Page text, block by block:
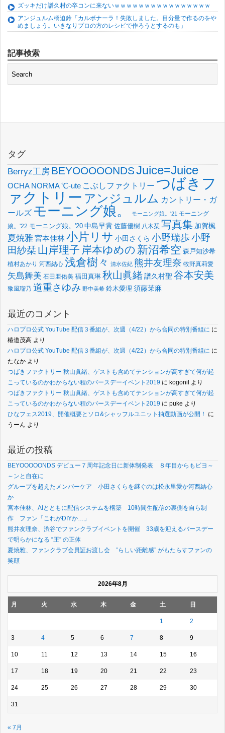
ズッキだけ譜久村の卒コンに来ないｗｗｗｗｗｗｗｗｗｗｗｗｗｗｗｗ
アンジュルム橋迫鈴「カルボナーラ！失敗しました。目分量で作るのをや
めましょう。いきなりプロの方のレシピで作ろうとするのも」
記事検索
タグ
Berryz工房 BEYOOOOONDSJuice=Juice
OCHA NORMA℃-ute こぶしファクトリー つばきフ
ァクトリー アンジュルム カントリー・ガ
ールズ モーニング娘。 モーニング娘。'21 モーニング
娘。'22 モーニング娘。'20 中島早貴 佐藤優樹 八木栞 写真集 加賀楓
夏焼雅宮本佳林小片リサ 小田さくら 小野瑞歩小野
田紗栞 山岸理子 岸本ゆめの 新沼希空 森戸知沙希
植村あかり 河西結心 浅倉樹々 清水佐紀 熊井友理奈 牧野真莉愛
矢島舞美 石田亜佑美 福田真琳 秋山眞緒譜久村聖 谷本安美
豫風瑠乃 道重さゆみ 野中美希 鈴木愛理 須藤茉麻
最近のコメント
ハロプロ公式 YouTube 配信３番組が、次週（4/22）から合同の特別番組に に
椿道茂高 より
ハロプロ公式 YouTube 配信３番組が、次週（4/22）から合同の特別番組に に
たなか より
つばきファクトリー 秋山眞緒、ゲストも含めてテンションが高すぎて何が起
こっているのかわからない程のバースデーイベント2019 に kogonil より
つばきファクトリー 秋山眞緒、ゲストも含めてテンションが高すぎて何が起
こっているのかわからない程のバースデーイベント2019 に puke より
ひなフェス2019、開催概要とソロ&シャッフルユニット抽選動画が公開！
に
うーん より
最近の投稿
BEYOOOOONDS デビュー７周年記念日に新体制発表 ８年目からもビヨ～
～ンと自在に
グループを超えたメンバーケア 小田さくらを継ぐのは松永里愛か河西結心
か
宮本佳林、AIとともに配信システムを構築 10時間生配信の裏側を自ら制
作 ファン「これがDIYか…」
熊井友理奈、渋谷でファンクラブイベントを開催 33歳を迎えるバースデー
で明らかになる “圧” の正体
夏焼雅、ファンクラブ会員証お渡し会 ”らしい距離感” がもたらすファンの
笑顔
2026年8月
月 火 水 木 金 土 日
1 2
3 4 5 6 7 8 9
10 11 12 13 14 15 16
17 18 19 20 21 22 23
24 25 26 27 28 29 30
31
« 7月